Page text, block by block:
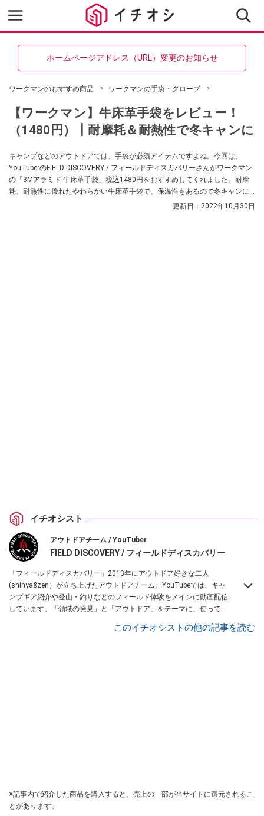
ホームページアドレス（URL）変更のお知らせ
ワークマンのおすすめ商品 ワークマンの手袋・グローブ
【ワークマン】牛床革手袋をレビュー！
（1480円）┃耐摩耗＆耐熱性で冬キャンに
キャンプなどのアウトドアでは、手袋が必須アイテムですよね。今回は、
YouTuberのFIELD DISCOVERY / フィールドディスカバリーさんがワークマン
の「3Mアラミド 牛床革手袋」税込1480円をおすすめしてくれました。耐摩
耗、耐熱性に優れたやわらかい牛床革手袋で、保温性もあるので冬キャンに
更新日： 2022年10月30日
イチオシスト
アウトドアチーム / YouTuber
FIELD DISCOVERY / フィールドディスカバリー
「フィールドディスカバリー」2013年にアウトドア好きな二人
(shinya&zen）が立ち上げたアウトドアチーム。YouTubeでは、キャ
ンプギア紹介や登山・釣りなどのフィールド体験をメインに動画配信
しています。「領域の発見」と「アウトドア」をテーマに、使ってて
このイチオシストの他の記事を読む
※記事内で紹介した商品を購入すると、売上の一部が当サイトに還元されるこ
とがあります。